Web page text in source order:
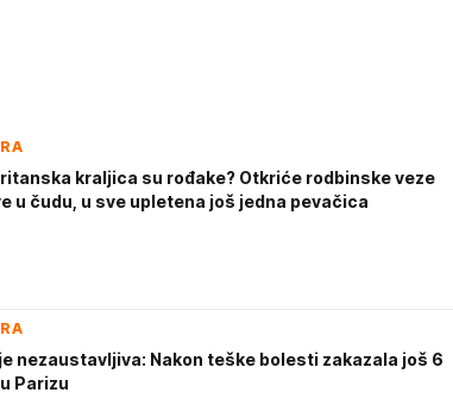
kraljica su rođake? Otkriće rodbinske veze
u čudu, u sve upletena još jedna pevačica
nezaustavljiva: Nakon teške bolesti zakazala još 6
Parizu